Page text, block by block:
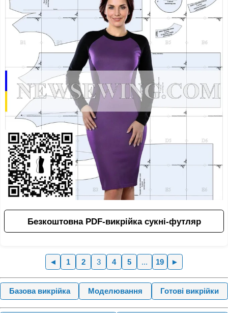
Безкоштовна PDF-викрійка сукні-футляр
◄ 1 2 3 4 5 ... 19 ►
Базова викрійка Моделювання Готові викрійки